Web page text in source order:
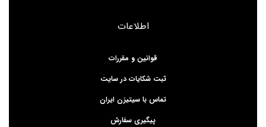
اطلاعات
قوانین و مقررات
ثبت شکایات در سایت
تماس با سیتیزن ایران
پیگیری سفارش